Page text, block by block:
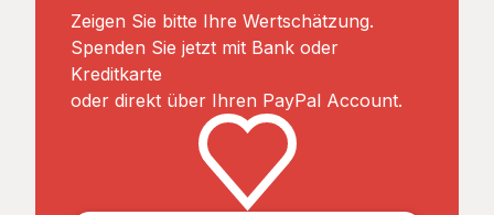
Zeigen Sie bitte Ihre Wertschätzung.
Spenden Sie jetzt mit Bank oder
Kreditkarte
oder direkt über Ihren PayPal Account.